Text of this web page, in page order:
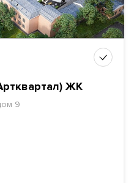
ЖК
9